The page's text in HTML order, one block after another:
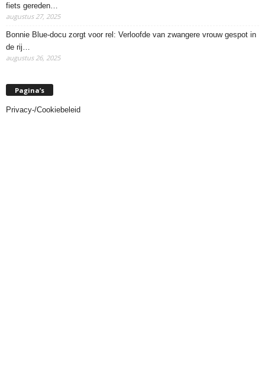
fiets gereden…
augustus 27, 2025
Bonnie Blue-docu zorgt voor rel: Verloofde van zwangere vrouw gespot in
de rij…
augustus 26, 2025
Pagina’s
Privacy-/Cookiebeleid